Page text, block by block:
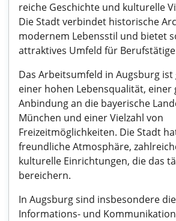
reiche Geschichte und kulturelle
Die Stadt verbindet historische
modernem Lebensstil und bietet
attraktives Umfeld für
Das Arbeitsumfeld in Augsburg
einer hohen Lebensqualität, einer
Anbindung an die bayerische
München und einer Vielzahl von
Freizeitmöglichkeiten. Die Stadt
freundliche Atmosphäre,
kulturelle Einrichtungen, die das
bereichern.
In Augsburg sind insbesondere
Informations- und